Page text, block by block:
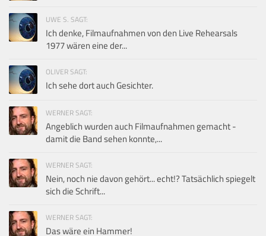
UWE S. SAGT:
Ich denke, Filmaufnahmen von den Live Rehearsals
1977 wären eine der...
OLIVER SAGT:
Ich sehe dort auch Gesichter.
WERNER SAGT:
Angeblich wurden auch Filmaufnahmen gemacht -
damit die Band sehen konnte,...
WERNER SAGT:
Nein, noch nie davon gehört... echt!? Tatsächlich spiegelt
sich die Schrift...
WERNER SAGT:
Das wäre ein Hammer!